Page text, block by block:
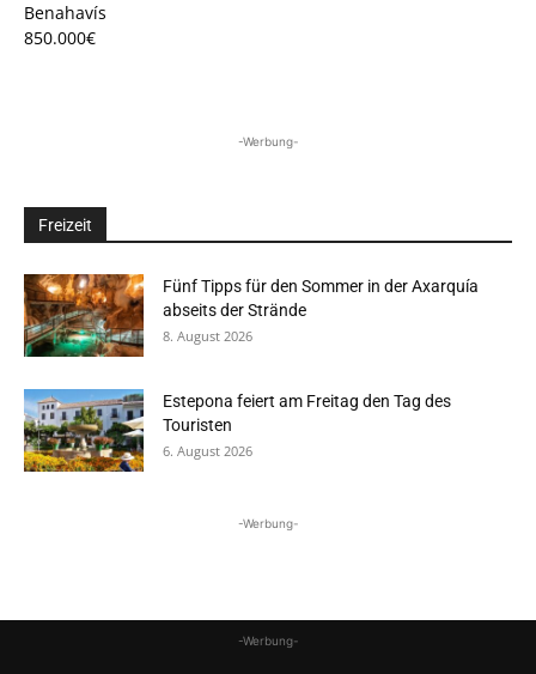
Benahavís
850.000€
-Werbung-
Freizeit
Fünf Tipps für den Sommer in der Axarquía
abseits der Strände
8. August 2026
Estepona feiert am Freitag den Tag des
Touristen
6. August 2026
-Werbung-
-Werbung-